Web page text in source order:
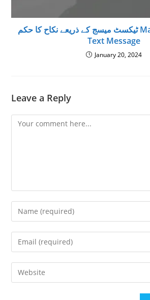
ٹیکسٹ میسج کے ذریعے نکاح كا حكم Marriage Through
Text Message
January 20, 2024
Leave a Reply
Comment
Enter
your
name
comment
Enter
your
email
address
Enter
your